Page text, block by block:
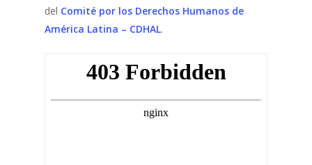
del Comité por los Derechos Humanos de
América Latina – CDHAL.